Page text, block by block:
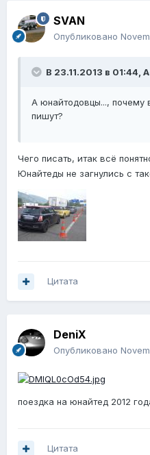
SVAN
Опубликовано
В 23.11.2013 в 01:44,
А юнайтодовцы..., почему
пишут?
Чего писать, итак всё
Юнайтеды не загнулись с
Цитата
DeniX
Опубликовано
поездка на юнайтед 2012
Цитата